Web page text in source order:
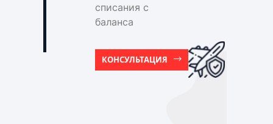
списания с
баланса
КОНСУЛЬТАЦИЯ